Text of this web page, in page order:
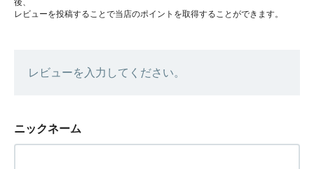
レビューを投稿することで当店のポイントを取得することができます。
レビューを入力してください。
ニックネーム